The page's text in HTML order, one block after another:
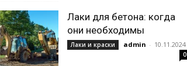
Лаки для бетона: когда
они необходимы
Лаки и краски admin - 10.11.2024
0